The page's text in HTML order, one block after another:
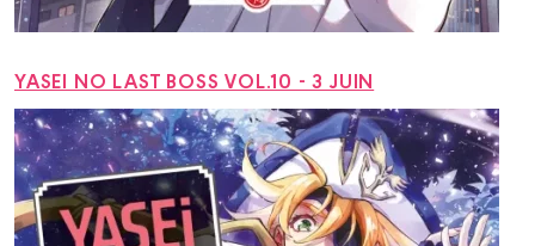
YASEI NO LAST BOSS VOL.10 - 3 JUIN